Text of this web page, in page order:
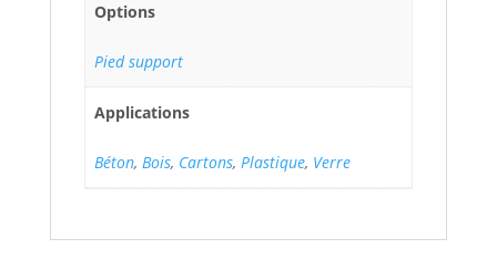
Options
Pied support
Applications
Béton, Bois, Cartons, Plastique, Verre